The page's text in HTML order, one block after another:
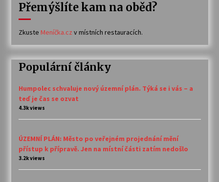
Přemýšlíte kam na oběd?
Zkuste Meníčka.cz v místních restauracích.
Populární články
Humpolec schvaluje nový územní plán. Týká se i vás – a
teď je čas se ozvat
4.3k views
ÚZEMNÍ PLÁN: Město po veřejném projednání mění
přístup k přípravě. Jen na místní části zatím nedošlo
3.2k views